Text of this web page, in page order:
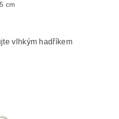
cm
vlhkým hadříkem